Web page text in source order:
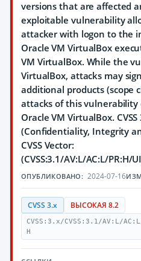
versions that are affected
exploitable vulnerability
attacker with logon to the
Oracle VM VirtualBox
VM VirtualBox. While the
VirtualBox, attacks may
additional products (scope
attacks of this
Oracle VM VirtualBox.
(Confidentiality, Integrity
CVSS Vector:
(CVSS:3.1/AV:L/AC:L/PR:H/
ОПУБЛИКОВАНО: 2024-07-16
CVSS 3.x ВЫСОКАЯ 8.2
CVSS:3.x/CVSS:3.1/AV:L/
H